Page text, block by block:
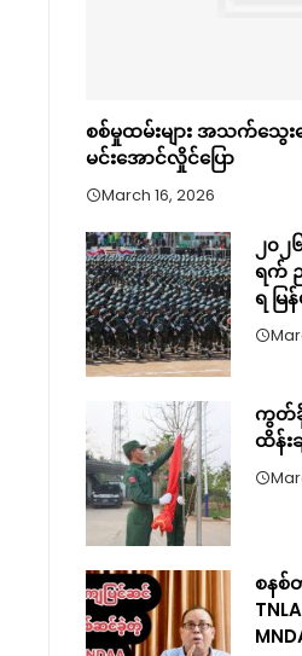
စစ်မှုထမ်းများ အသက်သွေး
မင်းအောင်လှိုင်ပြော
March 16, 2026
၂၀
ရက်
ရ မြ
ကွတ်ခို
ထိန်း
စနစ်